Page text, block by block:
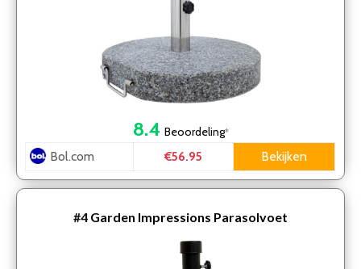
8.4 Beoordeling*
Bol.com €56.95 Bekijken
#4 Garden Impressions Parasolvoet